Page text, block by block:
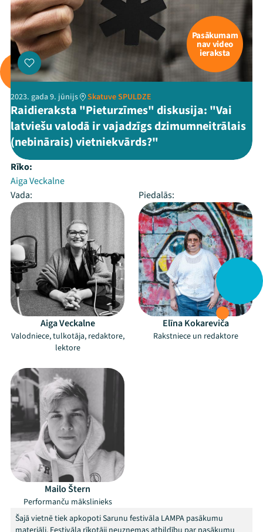
Pasākumam
nav video
ieraksta
2023. gada 9. jūnijs Skatuve SPULDZE
Raidieraksta "Pieturzīmes" diskusija: "Vai
latviešu valodā ir vajadzīgs dzimumneitrālais
(nebinārais) vietniekvārds?"
Rīko:
Aiga Veckalne
Vada:
Piedalās:
Aiga Veckalne
Valodniece, tulkotāja, redaktore,
lektore
Elīna Kokareviča
Rakstniece un redaktore
Mailo Štern
Performanču mākslinieks
Šajā vietnē tiek apkopoti Sarunu festivāla LAMPA pasākumu